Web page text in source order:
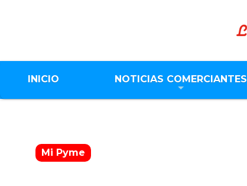
INICIO NOTICIAS COMERCIANTES
Mi Pyme